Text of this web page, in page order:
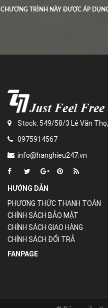
CHƯƠNG TRÌNH NÀY ĐƯỢC ÁP
Stock: 549/58/3 Lê Văn Thọ,
0975914567
info@hanghieu247.vn
HƯỚNG DẪN
PHƯƠNG THỨC THANH TOÁN
CHÍNH SÁCH BẢO MẬT
CHÍNH SÁCH GIAO HÀNG
CHÍNH SÁCH ĐỔI TRẢ
FANPAGE